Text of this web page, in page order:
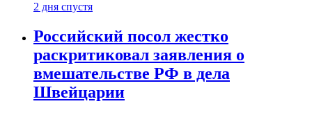
2 дня спустя
Российский посол жестко
раскритиковал заявления о
вмешательстве РФ в дела
Швейцарии